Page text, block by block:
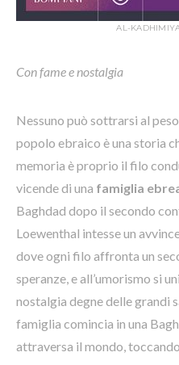
AL-
Con fame e nostalgia
Nessuno può sottrarsi al
popolo ebraico è una storia
memoria è proprio il filo
vicende di una famiglia
Baghdad dopo il secondo
Loewenthal intesse un
dove ogni filo affronta un
speranze, e all’umorismo si
nostalgia degne delle grandi
famiglia comincia in una
attraversa il mondo,